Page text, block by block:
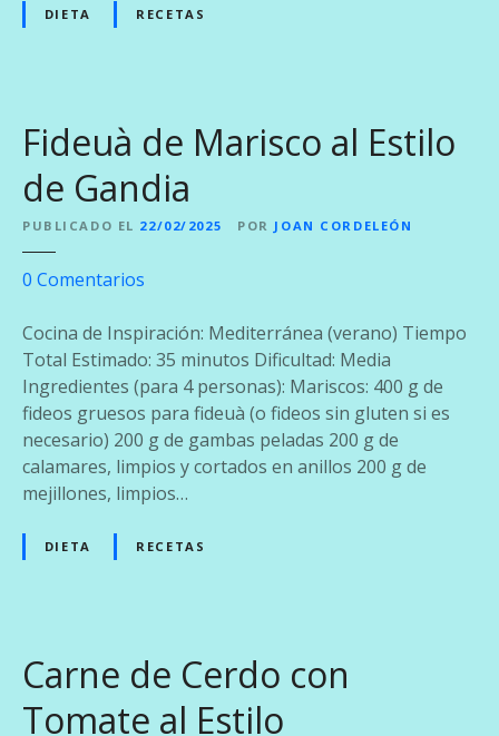
e
e
a
T
i
c
i
o
n
a
l
DIETA RECETAS
Fideuà de Marisco al Estilo
de Gandia
PUBLICADO EL 22/02/2025 POR JOAN CORDELEÓN
0 Comentarios
F
i
d
e
u
à
d
M
c
Cocina de Inspiración: Mediterránea (verano) Tiempo
Total Estimado: 35 minutos Dificultad: Media
Ingredientes (para 4 personas): Mariscos: 400 g de
fideos gruesos para fideuà (o fideos sin gluten si es
necesario) 200 g de gambas peladas 200 g de
calamares, limpios y cortados en anillos 200 g de
mejillones, limpios…
DIETA RECETAS
Carne de Cerdo con
Tomate al Estilo